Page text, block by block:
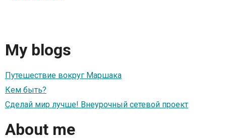
My blogs
Путешествие вокруг Маршака
Кем быть?
Сделай мир лучше! Внеурочный сетевой проект
About me